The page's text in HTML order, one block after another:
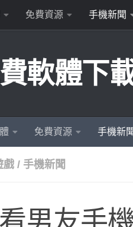
免費資源 手機新聞
軟體下
免費資源 手機新
戲 / 手機新聞